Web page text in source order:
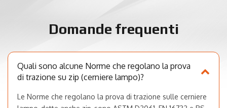
Domande frequenti
Quali sono alcune Norme che regolano la prova
di trazione su zip (cerniere lampo)?
Le Norme che regolano la prova di trazione sulle cerniere